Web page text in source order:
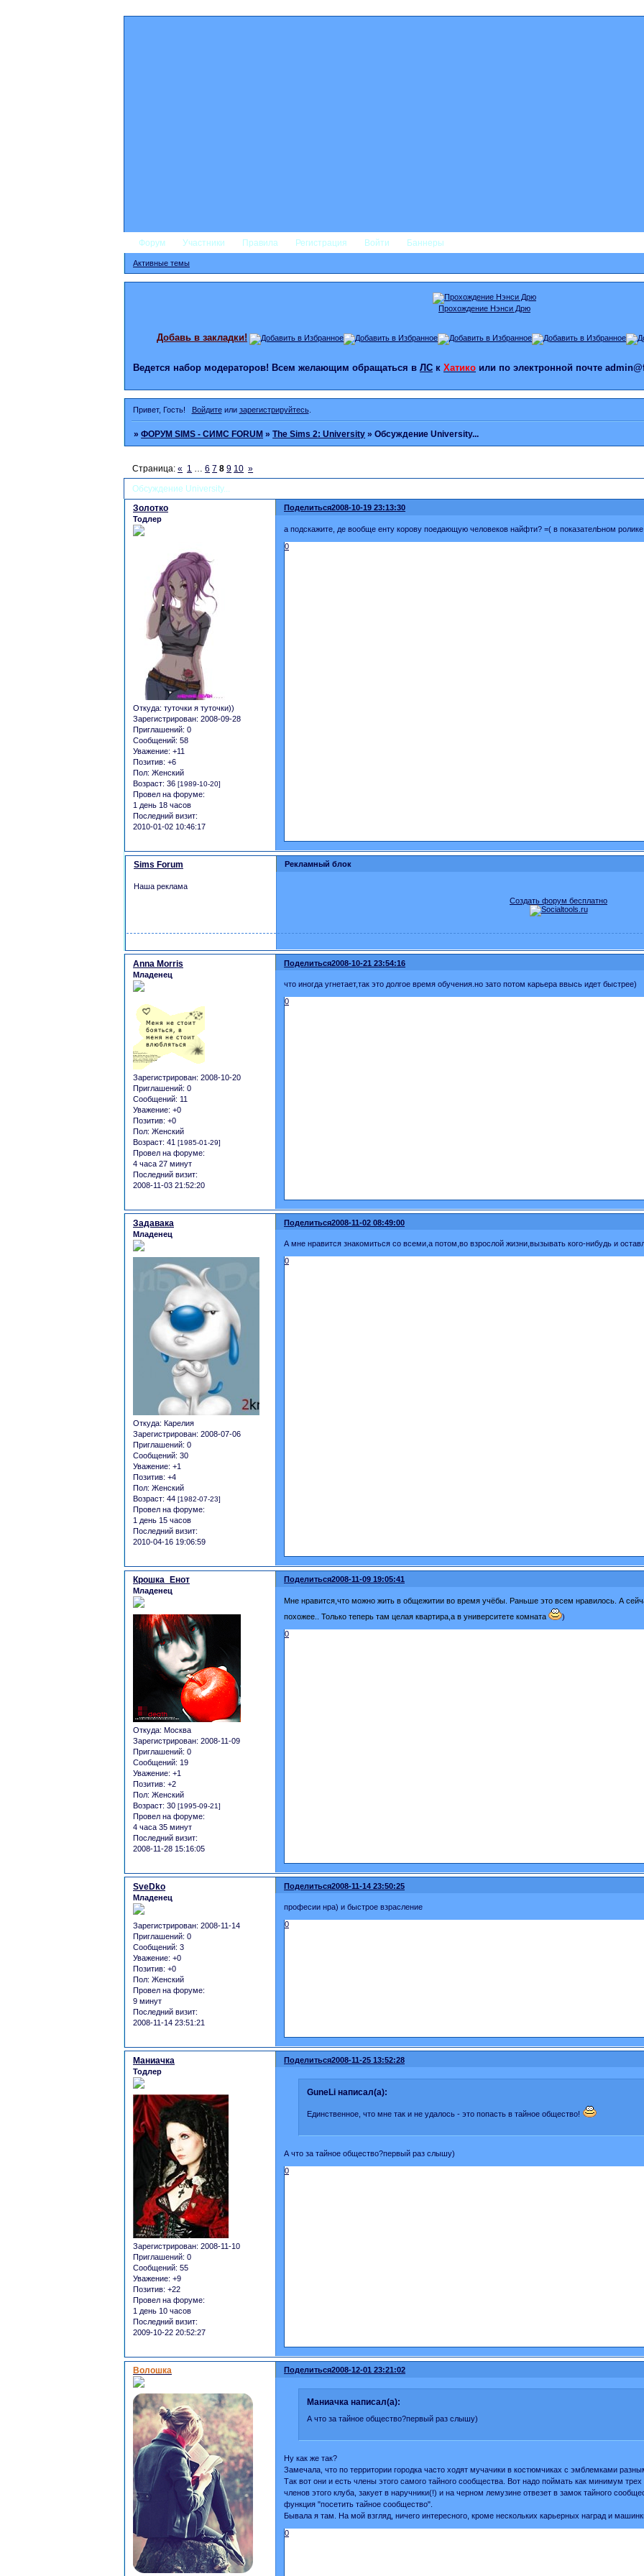
Форум Участники Правила Регистрация Войти Баннеры
Активные темы
Прохождение Нэнси Дрю
Добавь в закладки!
Ведется набор модераторов! Всем желающим обращаться в ЛС к Хатико или по электронной почте
Привет, Гость! Войдитеили зарегистрируйтесь.
»ФОРУМ SIMS - СИМС FORUM »The Sims 2: University »Обсуждение University...
Обсуждение University...
Страница:« 1 … 6 7 8 9 10 »
Поделиться2008-10-19 23:13:30
Золотко
Тодлер
Откуда: туточки я туточки))
Зарегистрирован: 2008-09-28
Приглашений: 0
Сообщений: 58
Уважение: +11
Позитив: +6
Пол: Женский
Возраст: 36 [1989-10-20]
Провел на форуме:
1 день 18 часов
Последний визит:
2010-01-02 10:46:17
а подскажите, де вообще енту корову поедающую человеков найфти? =( в показателЬном
0
Рекламный блок
Sims Forum
Наша реклама
Создать форум бесплатно
Поделиться2008-10-21 23:54:16
Anna Morris
Младенец
Зарегистрирован: 2008-10-20
Приглашений: 0
Сообщений: 11
Уважение: +0
Позитив: +0
Пол: Женский
Возраст: 41 [1985-01-29]
Провел на форуме:
4 часа 27 минут
Последний визит:
2008-11-03 21:52:20
что иногда угнетает,так это долгое время обучения.но зато потом карьера ввысь идет быстрее)
0
Поделиться2008-11-02 08:49:00
Задавака
Младенец
Откуда: Карелия
Зарегистрирован: 2008-07-06
Приглашений: 0
Сообщений: 30
Уважение: +1
Позитив: +4
Пол: Женский
Возраст: 44 [1982-07-23]
Провел на форуме:
1 день 15 часов
Последний визит:
2010-04-16 19:06:59
А мне нравится знакомиться со всеми,а потом,во взрослой жизни,вызывать кого-нибудь и
0
Поделиться2008-11-09 19:05:41
Крошка_Енот
Младенец
Откуда: Москва
Зарегистрирован: 2008-11-09
Приглашений: 0
Сообщений: 19
Уважение: +1
Позитив: +2
Пол: Женский
Возраст: 30 [1995-09-21]
Провел на форуме:
4 часа 35 минут
Последний визит:
2008-11-28 15:16:05
Мне нравится,что можно жить в общежитии во время учёбы. Раньше это всем нравилось. А
похожее.. Только теперь там целая квартира,а в университете комната
)
0
Поделиться2008-11-14 23:50:25
SveDko
Младенец
Зарегистрирован: 2008-11-14
Приглашений: 0
Сообщений: 3
Уважение: +0
Позитив: +0
Пол: Женский
Провел на форуме:
9 минут
Последний визит:
2008-11-14 23:51:21
професии нра) и быстрое взрасление
0
Поделиться2008-11-25 13:52:28
Маниачка
Тодлер
Зарегистрирован: 2008-11-10
Приглашений: 0
Сообщений: 55
Уважение: +9
Позитив: +22
Провел на форуме:
1 день 10 часов
Последний визит:
2009-10-22 20:52:27
GuneLi написал(а):
Единственное, что мне так и не удалось - это попасть в тайное общество!
А что за тайное общество?первый раз слышу)
0
Поделиться2008-12-01 23:21:02
Волошка
Маниачка написал(а):
А что за тайное общество?первый раз слышу)
Ну как же так?
Замечала, что по территории городка часто ходят мучачики в костюмчиках с эмблемками
Так вот они и есть члены этого самого тайного сообщества. Вот надо поймать как минимум
членов этого клуба, закует в наручники(!) и на черном лемузине отвезет в замок тайного
функция "посетить тайное сообщество".
Бывала я там. На мой взгляд, ничего интересного, кроме нескольких карьерных наград и
0